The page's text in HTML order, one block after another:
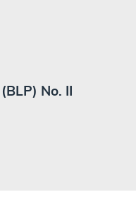
No. II